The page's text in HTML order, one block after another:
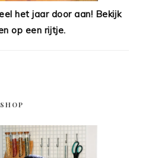
het jaar door aan! Bekijk
op een rijtje.